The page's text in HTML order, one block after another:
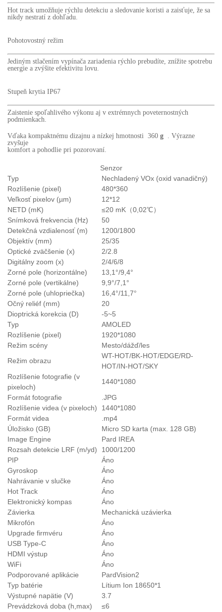
Hot track umožňuje rýchlu detekciu a sledovanie koristi a zaisťuje, že sa
nikdy nestratí z dohľadu.
Pohotovostný režim
Jediným stlačením vypínača zariadenia rýchlo prebudíte, znížite spotrebu
energie a zvýšite efektivitu lovu.
Stupeň krytia IP67
Zaistenie spoľahlivého výkonu aj v extrémnych poveternostných
podmienkach.
Vďaka kompaktnému dizajnu a nízkej hmotnosti 360 g . Výrazne
zvyšuje
komfort a pohodlie pri pozorovaní.
Senzor
Typ
Nechladený VOx (oxid vanadičný)
Rozlíšenie (pixel)
480*360
Veľkosť pixelov (µm)
12*12
NETD (mK)
≤20 mK（0,02℃）
Snímková frekvencia (Hz)
50
Detekčná vzdialenosť (m)
1200/1800
Objektív (mm)
25/35
Optické zväčšenie (x)
2/2.8
Digitálny zoom (x)
2/4/6/8
Zorné pole (horizontálne)
13,1°/9,4°
Zorné pole (vertikálne)
9,9°/7,1°
Zorné pole (uhlopriečka)
16,4°/11,7°
Očný reliéf (mm)
20
Dioptrická korekcia (D)
-5~5
Typ
AMOLED
Rozlíšenie (pixel)
1920*1080
Režim scény
Mesto/dážď/les
Režim obrazu
WT-HOT/BK-HOT/EDGE/RD-
HOT/IN-HOT/SKY
Rozlíšenie fotografie (v
pixeloch)
1440*1080
Formát fotografie
.JPG
Rozlíšenie videa (v pixeloch)
1440*1080
Formát videa
.mp4
Úložisko (GB)
Micro SD karta (max. 128 GB)
Image Engine
Pard IREA
Rozsah detekcie LRF (m/yd)
1000/1200
PIP
Áno
Gyroskop
Áno
Nahrávanie v slučke
Áno
Hot Track
Áno
Elektronický kompas
Áno
Závierka
Mechanická uzávierka
Mikrofón
Áno
Upgrade firmvéru
Áno
USB Type-C
Áno
HDMI výstup
Áno
WiFi
Áno
Podporované aplikácie
PardVision2
Typ batérie
Lítium Ion 18650*1
Výstupné napätie (V)
3.7
Prevádzková doba (h,max)
≤6